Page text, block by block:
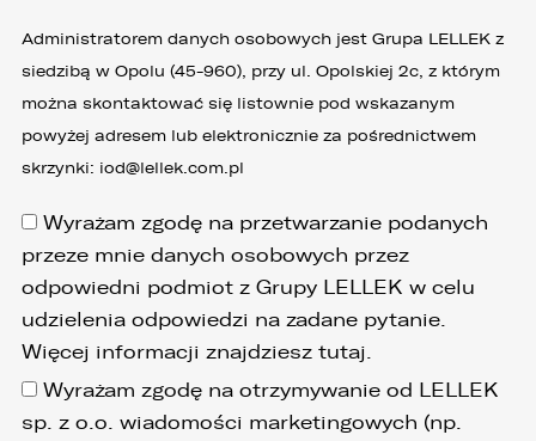
Administratorem danych osobowych jest Grupa LELLEK z
siedzibą w Opolu (45-960), przy ul. Opolskiej 2c, z którym
można skontaktować się listownie pod wskazanym
powyżej adresem lub elektronicznie za pośrednictwem
skrzynki: iod@lellek.com.pl
Wyrażam zgodę na przetwarzanie podanych
przeze mnie danych osobowych przez
odpowiedni podmiot z Grupy LELLEK w celu
udzielenia odpowiedzi na zadane pytanie.
Więcej informacji znajdziesz tutaj
Wyrażam zgodę na otrzymywanie od LELLEK
sp. z o.o. wiadomości marketingowych (np.
osobowych do państwa trzeciego lub